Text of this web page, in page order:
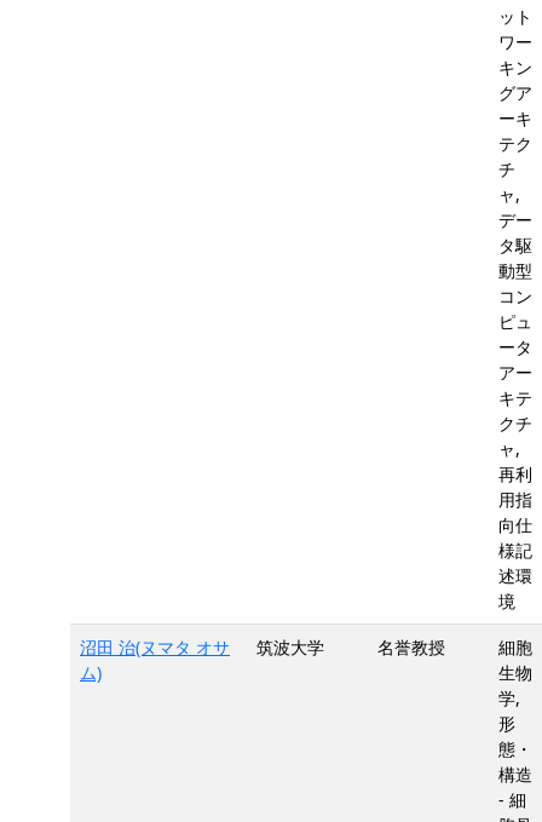
ット
ワー
キン
グア
ーキ
テク
チ
ャ,
デー
タ駆
動型
コン
ピュ
ータ
アー
キテ
クチ
ャ,
再利
用指
向仕
様記
述環
境
沼田 治(ヌマタ オサ
ム)
筑波大学 名誉教授
細胞
生物
学,
形
態・
構造
- 細